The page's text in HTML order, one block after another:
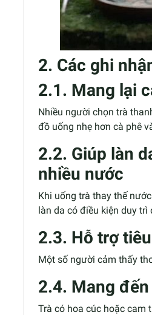
2. Các ghi
2.1. Mang lại
Nhiều người chọn trà
đồ uống nhẹ hơn cà phê
2.2. Giúp làn
nhiều nước
Khi uống trà thay thế
làn da có điều kiện duy trì
2.3. Hỗ trợ
Một số người cảm thấy
2.4. Mang
Trà có hoa cúc hoặc